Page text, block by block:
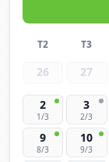
T2 T3
26 27
2
1/3
3
2/3
9
8/3
10
9/3